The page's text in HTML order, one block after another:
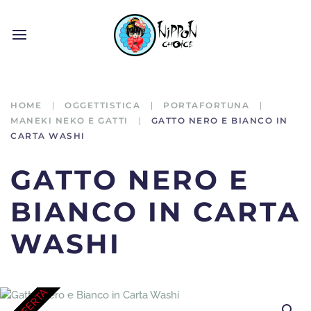
HOME OGGETTISTICA
PORTAFORTUNA
MANEKI NEKO E GATTI
GATTO NERO E BIANCO IN
CARTA WASHI
GATTO NERO E
BIANCO IN CARTA
WASHI